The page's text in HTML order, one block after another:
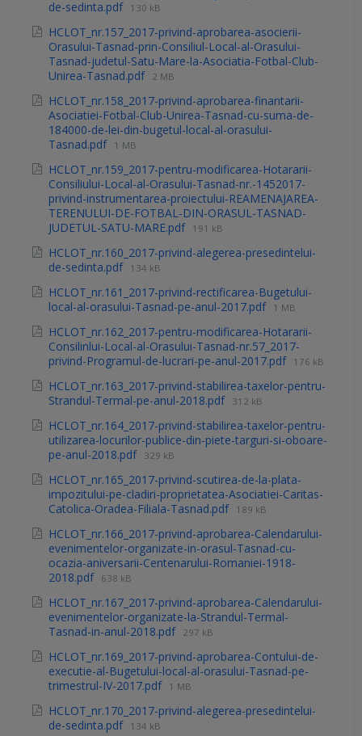
de-sedinta.pdf 130 kB
HCLOT_nr.157_2017-privind-aprobarea-asocierii-
Orasului-Tasnad-prin-Consiliul-Local-al-Orasului-
Tasnad-judetul-Satu-Mare-la-Asociatia-Fotbal-Club-
Unirea-Tasnad.pdf 2 MB
HCLOT_nr.158_2017-privind-aprobarea-finantarii-
Asociatiei-Fotbal-Club-Unirea-Tasnad-cu-suma-de-
184000-de-lei-din-bugetul-local-al-orasului-
Tasnad.pdf 1 MB
HCLOT_nr.159_2017-pentru-modificarea-Hotararii-
Consiliului-Local-al-Orasului-Tasnad-nr.-1452017-
privind-instrumentarea-proiectului-REAMENAJAREA-
TERENULUI-DE-FOTBAL-DIN-ORASUL-TASNAD-
JUDETUL-SATU-MARE.pdf 191 kB
HCLOT_nr.160_2017-privind-alegerea-presedintelui-
de-sedinta.pdf 134 kB
HCLOT_nr.161_2017-privind-rectificarea-Bugetului-
local-al-orasului-Tasnad-pe-anul-2017.pdf 1 MB
HCLOT_nr.162_2017-pentru-modificarea-Hotararii-
Consilinlui-Local-al-Orasului-Tasnad-nr.57_2017-
privind-Programul-de-lucrari-pe-anul-2017.pdf 176 kB
HCLOT_nr.163_2017-privind-stabilirea-taxelor-pentru-
Strandul-Termal-pe-anul-2018.pdf 312 kB
HCLOT_nr.164_2017-privind-stabilirea-taxelor-pentru-
utilizarea-locurilor-publice-din-piete-targuri-si-oboare-
pe-anul-2018.pdf 329 kB
HCLOT_nr.165_2017-privind-scutirea-de-la-plata-
impozitului-pe-cladiri-proprietatea-Asociatiei-Caritas-
Catolica-Oradea-Filiala-Tasnad.pdf 189 kB
HCLOT_nr.166_2017-privind-aprobarea-Calendarului-
evenimentelor-organizate-in-orasul-Tasnad-cu-
ocazia-aniversarii-Centenarului-Romaniei-1918-
2018.pdf 638 kB
HCLOT_nr.167_2017-privind-aprobarea-Calendarului-
evenimentelor-organizate-la-Strandul-Termal-
Tasnad-in-anul-2018.pdf 297 kB
HCLOT_nr.169_2017-privind-aprobarea-Contului-de-
executie-al-Bugetului-local-al-orasului-Tasnad-pe-
trimestrul-IV-2017.pdf 1 MB
HCLOT_nr.170_2017-privind-alegerea-presedintelui-
de-sedinta.pdf 134 kB